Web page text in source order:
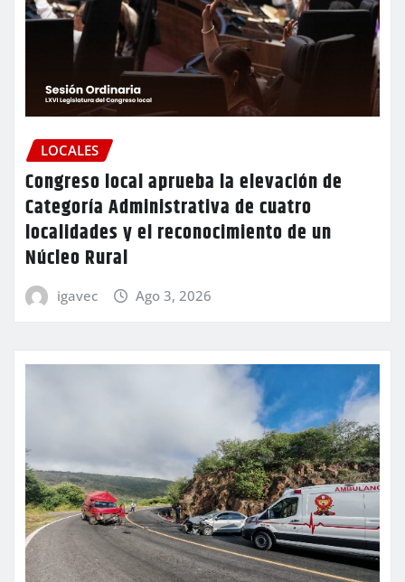
LOCALES
Congreso local aprueba la elevación de
Categoría Administrativa de cuatro
localidades y el reconocimiento de un
Núcleo Rural
igavec Ago 3, 2026